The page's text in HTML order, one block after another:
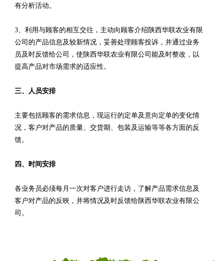
有分析活动。
3、利用与顾客的相互交往，主动向顾客介绍陕西华联农业有限
公司的产品信息及较新情况，妥善处理顾客投诉，并通过业务
员及时反馈给公司，使陕西华联农业有限公司能及时整改，以
提高产品对市场需求的适应性。
三、人员安排
主要包括顾客的需求信息，现运行的定单及意向定单的变化情
况，客户对产品的质量、交货期、包装及运输等等各方面的反
馈。
四、时间安排
各业务员必须每月一次对客户进行走访，了解产品需求信息及
客户对产品的反映，并将情况及时反馈给陕西华联农业有限公
司。